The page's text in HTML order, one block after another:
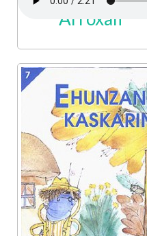
Arroxali